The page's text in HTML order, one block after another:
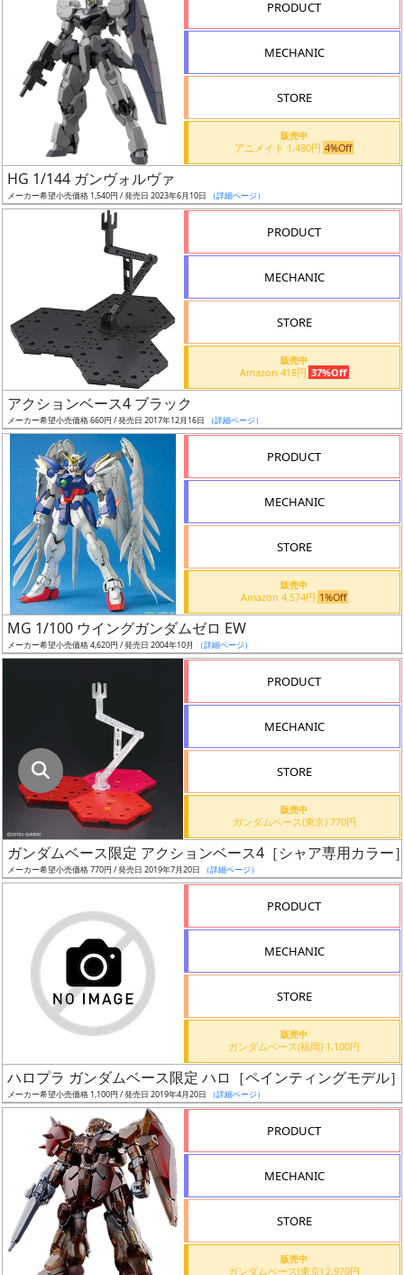
割
引
た
店
舗
が
最
安
ク
ス
ア
ー
タ
ー
（β）
PRODUCT
MECHANIC
STORE
販売中
アニメイト 1,480円 4%Off
HG 1/144 ガンヴォルヴァ
メーカー希望小売価格 1,540円 / 発売日 2023年6月10日 （詳細ページ）
PRODUCT
MECHANIC
STORE
販売中
Amazon 418円 37%Off
アクションベース4 ブラック
メーカー希望小売価格 660円 / 発売日 2017年12月16日 （詳細ページ）
PRODUCT
MECHANIC
STORE
販売中
Amazon 4,574円 1%Off
MG 1/100 ウイングガンダムゼロ EW
メーカー希望小売価格 4,620円 / 発売日 2004年10月 （詳細ページ）
PRODUCT
MECHANIC
STORE
販売中
ガンダムベース(東京) 770円
ガンダムベース限定 アクションベース4［シャア専用カラー
メーカー希望小売価格 770円 / 発売日 2019年7月20日 （詳細ページ）
PRODUCT
MECHANIC
STORE
販売中
ガンダムベース(福岡) 1,100円
ハロプラ ガンダムベース限定 ハロ［ペインティングモデル
メーカー希望小売価格 1,100円 / 発売日 2019年4月20日 （詳細ページ）
PRODUCT
MECHANIC
STORE
販売中
ガンダムベース(東京) 2,970円